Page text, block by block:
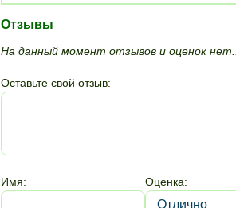
Отзывы
На данный момент отзывов и оценок нет...
Оставьте свой отзыв:
Имя: Оценка: